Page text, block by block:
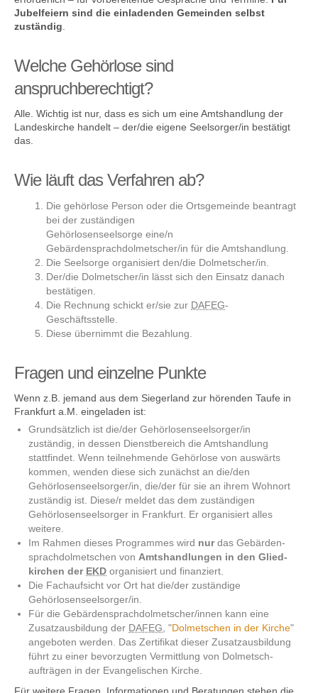
Jubelfeiern sind die einladenden Gemeinden selbst
zuständig
Welche Gehörlose sind
anspruchberechtigt?
Alle. Wichtig ist nur, dass es sich um eine Amtshandlung der
Landeskirche handelt – der/die eigene Seelsorger/in bestätigt
das.
Wie läuft das Verfahren ab?
Die gehörlose Person oder die Ortsgemeinde beantragt
bei der zuständigen
Gehörlosen­seelsorge eine/n
Gebärdensprachdolmetscher/in für die Amtshandlung.
Die Seelsorge organisiert den/die Dolmetscher/in.
Der/die Dolmetscher/in lässt sich den Einsatz danach
bestätigen.
Die Rechnung schickt er/sie zur DAFEG-
Geschäftsstelle.
Diese übernimmt die Bezahlung.
Fragen und einzelne Punkte
Wenn z.B. jemand aus dem Siegerland zur hörenden Taufe in
Frankfurt a.M. eingeladen ist:
Grundsätzlich ist die/der Gehörlosenseelsorger/in
zuständig, in dessen Dienstbereich die Amtshandlung
stattfindet. Wenn teilnehmende Gehörlose von auswärts
kommen, wenden diese sich zunächst an die/den
Gehörlosenseelsorger/in, die/der für sie an ihrem Wohnort
zuständig ist. Diese/r meldet das dem zuständigen
Gehörlosenseelsorger in Frankfurt. Er organisiert alles
weitere.
Im Rahmen dieses Programmes wird nurdas Gebärden­
sprach­dolmetschen von Amts­handlungen in den Glied­
kirchen der EKD organisiert und finanziert.
Die Fachaufsicht vor Ort hat die/der zuständige
Gehörlosen­seelsorger/in.
Für die Gebärden­sprach­dolmetscher/innen kann eine
Zusatz­ausbildung der DAFEG , "Dolmetschen in der Kirche"
angeboten werden. Das Zertifikat dieser Zusatz­ausbildung
führt zu einer bevor­zugten Vermittlung von Dolmetsch­
aufträgen in der Evangelischen Kirche.
Für weitere Fragen, Informationen und Beratungen stehen die